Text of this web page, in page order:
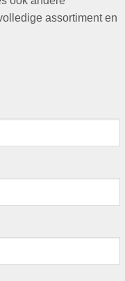
assortiment en